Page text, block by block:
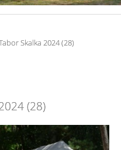
Skalka 2024 (28)
(28)